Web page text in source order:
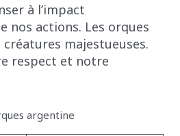
à l’impact
nos actions. Les orques
majestueuses.
respect et notre